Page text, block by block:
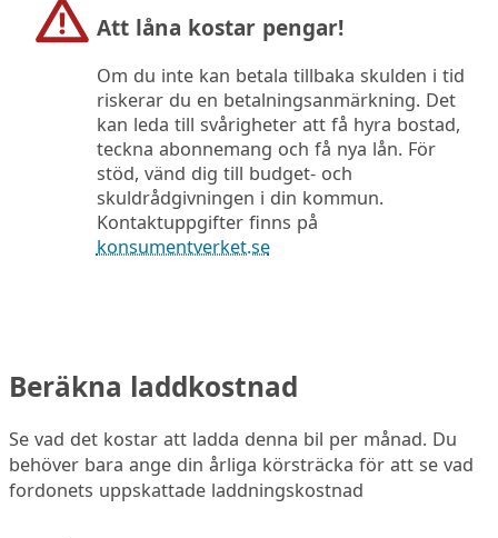
Att låna kostar pengar!
Om du inte kan betala tillbaka skulden i tid
riskerar du en betalningsanmärkning. Det
kan leda till svårigheter att få hyra bostad,
teckna abonnemang och få nya lån. För
stöd, vänd dig till budget- och
skuldrådgivningen i din kommun.
Kontaktuppgifter finns på
konsumentverket.se
Beräkna laddkostnad
Se vad det kostar att ladda denna bil per månad. Du
behöver bara ange din årliga körsträcka för att se vad
fordonets uppskattade laddningskostnad